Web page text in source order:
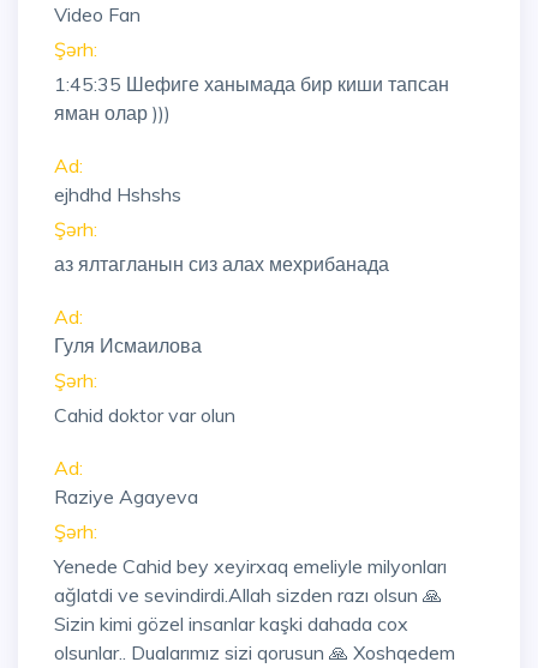
Video Fan
Şərh:
1:45:35 Шефиге ханымада бир киши тапсан
яман олар )))
Ad:
ejhdhd Hshshs
Şərh:
аз ялтагланын сиз алах мехрибанада
Ad:
Гуля Исмаилова
Şərh:
Cahid doktor var olun
Ad:
Raziye Agayeva
Şərh:
Yenede Cahid bey xeyirxaq emeliyle milyonları
ağlatdi ve sevindirdi.Allah sizden razı olsun 🙏
Sizin kimi gözel insanlar kaşki dahada cox
olsunlar.. Dualarımız sizi qorusun 🙏 Xoshqedem